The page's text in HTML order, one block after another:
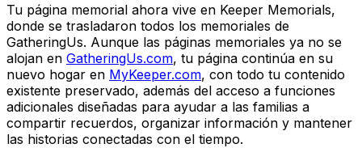
Tu página memorial ahora vive en Keeper Memorials,
donde se trasladaron todos los memoriales de
GatheringUs. Aunque las páginas memoriales ya no se
alojan en GatheringUs.com, tu página continúa en su
nuevo hogar en MyKeeper.com, con todo tu contenido
existente preservado, además del acceso a funciones
adicionales diseñadas para ayudar a las familias a
compartir recuerdos, organizar información y mantener
las historias conectadas con el tiempo.